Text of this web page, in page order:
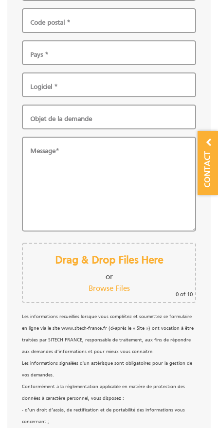
CONTACT
Code postal *
Pays *
Logiciel *
Objet de la demande
Message*
Drag & Drop Files Here
or
Browse Files
0 of 10
Les informations recueillies lorsque vous complétez et soumettez ce formulaire
en ligne via le site www.sitech-france.fr (ci-après le « Site ») ont vocation à être
traitées par SITECH FRANCE, responsable de traitement, aux fins de répondre
aux demandes d’informations et pour mieux vous connaitre.
Les informations signalées d'un astérisque sont obligatoires pour la gestion de
vos demandes.
Conformément à la réglementation applicable en matière de protection des
données à caractère personnel, vous disposez :
- d’un droit d’accès, de rectification et de portabilité des informations vous
concernant ;